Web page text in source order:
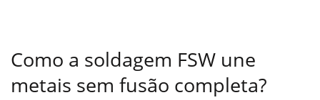
Como a soldagem FSW une
metais sem fusão completa?